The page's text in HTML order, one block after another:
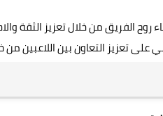
الفريق من خلال تعزيز الثقة
على تعزيز التعاون بين اللاعبين